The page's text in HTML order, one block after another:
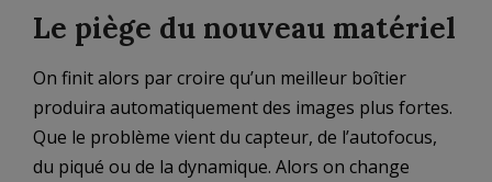
Le piège du nouveau matériel
On finit alors par croire qu’un meilleur boîtier
produira automatiquement des images plus fortes.
Que le problème vient du capteur, de l’autofocus,
du piqué ou de la dynamique. Alors on change